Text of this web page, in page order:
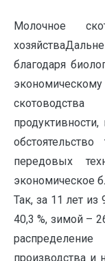
Молочное
благодаря
передовых
экономическое
Так, за 11 лет
40,3 %, зимой –
производства и